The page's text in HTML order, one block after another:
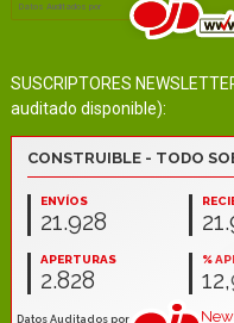
SUSCRIPTORES
auditado disponible):